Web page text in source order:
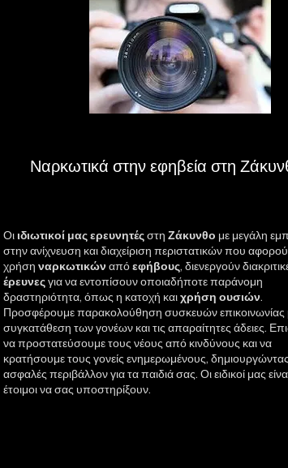
Ναρκωτικά στην εφηβεία στη
Οι ιδιωτικοί μας ερευνητέςστη Ζάκυνθο με μεγάλη
στην ανίχνευση και διαχείριση περιστατικών που
χρήση ναρκωτικώναπόεφήβους, διενεργούν
έρευνεςγια να εντοπίσουν οποιαδήποτε παράνομη
δραστηριότητα, όπως η κατοχή καιχρήση ουσιών.
Προσφέρουμε παρακολούθηση συσκευών επικοινωνίας
συγκατάθεση των γονέων και τις απαραίτητες άδειες.
να προστατεύσουμε τους νέους από κινδύνους και να
κρατήσουμε τους γονείς ενημερωμένους,
ασφαλές περιβάλλον για τα παιδιά σας. Οι ειδικοί μας
έτοιμοι να σας υποστηρίξουν.